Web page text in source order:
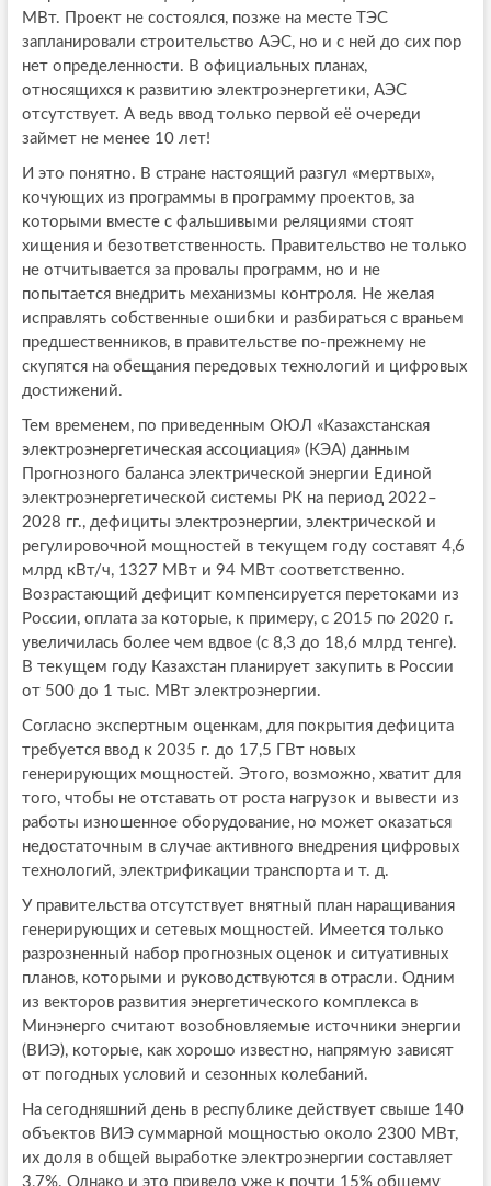
МВт. Проект не состоялся, позже на месте ТЭС
запланировали строительство АЭС, но и с ней до сих пор
нет определенности. В официальных планах,
относящихся к развитию электроэнергетики, АЭС
отсутствует. А ведь ввод только первой её очереди
займет не менее 10 лет!
И это понятно. В стране настоящий разгул «мертвых»,
кочующих из программы в программу проектов, за
которыми вместе с фальшивыми реляциями стоят
хищения и безответственность. Правительство не только
не отчитывается за провалы программ, но и не
попытается внедрить механизмы контроля. Не желая
исправлять собственные ошибки и разбираться с враньем
предшественников, в правительстве по-прежнему не
скупятся на обещания передовых технологий и цифровых
достижений.
Тем временем, по приведенным ОЮЛ «Казахстанская
электроэнергетическая ассоциация» (КЭА) данным
Прогнозного баланса электрической энергии Единой
электроэнергетической системы РК на период 2022–
2028 гг., дефициты электроэнергии, электрической и
регулировочной мощностей в текущем году составят 4,6
млрд кВт/ч, 1327 МВт и 94 МВт соответственно.
Возрастающий дефицит компенсируется перетоками из
России, оплата за которые, к примеру, с 2015 по 2020 г.
увеличилась более чем вдвое (с 8,3 до 18,6 млрд тенге).
В текущем году Казахстан планирует закупить в России
от 500 до 1 тыс. МВт электроэнергии.
Согласно экспертным оценкам, для покрытия дефицита
требуется ввод к 2035 г. до 17,5 ГВт новых
генерирующих мощностей. Этого, возможно, хватит для
того, чтобы не отставать от роста нагрузок и вывести из
работы изношенное оборудование, но может оказаться
недостаточным в случае активного внедрения цифровых
технологий, электрификации транспорта и т. д.
У правительства отсутствует внятный план наращивания
генерирующих и сетевых мощностей. Имеется только
разрозненный набор прогнозных оценок и ситуативных
планов, которыми и руководствуются в отрасли. Одним
из векторов развития энергетического комплекса в
Минэнерго считают возобновляемые источники энергии
(ВИЭ), которые, как хорошо известно, напрямую зависят
от погодных условий и сезонных колебаний.
На сегодняшний день в республике действует свыше 140
объектов ВИЭ суммарной мощностью около 2300 МВт,
их доля в общей выработке электроэнергии составляет
3,7%. Однако и это привело уже к почти 15% общему